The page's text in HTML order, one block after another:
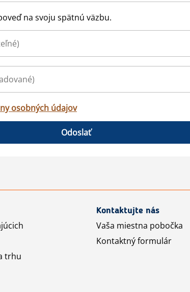
na svoju spätnú väzbu.
osobných údajov
Odoslať
trhu
Kontaktujte nás
Vaša miestna pobočka
Kontaktný formulár